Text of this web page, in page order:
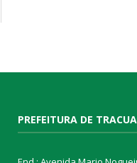
PREFEITURA DE